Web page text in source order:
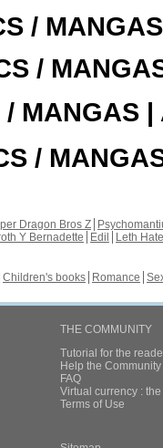
/
/
MANGAS |
/
Dragon Bros Z
Y Bernadette Edil
Leth Hate
Children's books Romance
THE COMMUNITY
Tutorial for the
Help the
FAQ
Virtual currency :
Terms of Use